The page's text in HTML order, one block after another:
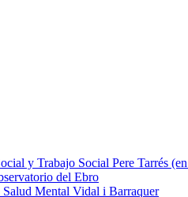
y Trabajo Social Pere Tarrés
del Ebro
Mental Vidal i Barraquer